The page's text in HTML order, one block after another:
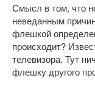
Смысл в том, что
неведанным
флешкой
происходит?
телевизора. Тут
флешку другого